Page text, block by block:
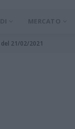
MERCATO
21/02/2021